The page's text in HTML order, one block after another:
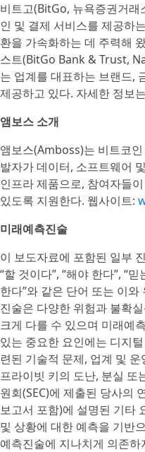
비트고(BitGo, 뉴욕증권거래
인 및 결제 서비스를 제공하
환을 가속화하는 데 주력해
스트(BitGo Bank & Trust,
는 업계를 대표하는 브랜드,
제공하고 있다. 자세한 정보는
앰보스 소개
앰보스(Amboss)는 비트코
발자가 데이터, 소프트웨어
인프라 제품으로, 참여자들
있도록 지원한다. 웹사이트:
미래예측진술
이 보도자료에 포함된 일부
“할 것이다”, “해야 한다”, “
한다”와 같은 단어 또는 이
진술은 다양한 위험과 불확
크게 다를 수 있으며 미래예
있는 중요한 요인에는 디지
련된 기술적 문제, 업계 및
프라이빗 키의 도난, 분실 또
원회(SEC)에 제출된 당사의
보고서 포함)에 설명된 기타
및 상황에 대한 예측을 기반
예측진술에 지나치게 의존